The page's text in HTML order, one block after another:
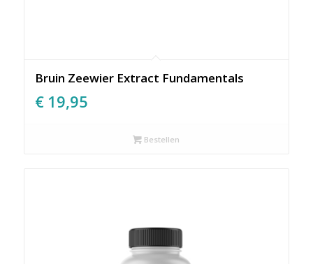
Bruin Zeewier Extract Fundamentals
€ 19,95
Bestellen